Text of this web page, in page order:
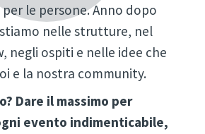
per le persone. Anno dopo
nelle strutture, nel
negli ospiti e nelle idee che
e la nostra community.
Dare il massimo per
evento indimenticabile,